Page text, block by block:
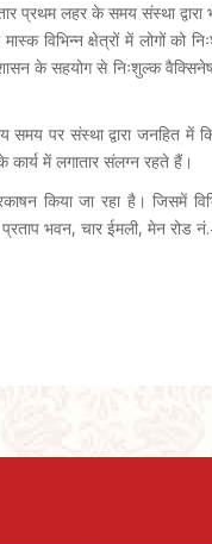
लहर के समय संस्था
मास्क विभिन्न क्षेत्रों में
शासन के सहयोग से निःशुल्क
पर संस्था द्वारा जनहित में
में लगातार संलग्न रहते हैं।
किया जा रहा है। जिसमें
भवन, चार ईमली, मेन रोड